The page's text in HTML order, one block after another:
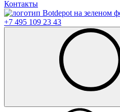
Контакты
+7 495 109 23 43